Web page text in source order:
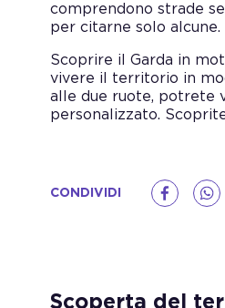
comprendono strade
per citarne solo alcune.
Scoprire il Garda in
vivere il territorio in
alle due ruote, potrete
personalizzato.
CONDIVIDI
Scoperta del